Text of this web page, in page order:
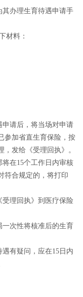
办理生育待遇申请手
材料：
请后，将当场对申请
参加省直生育保险，按
发给《受理回执》。
在15个工作日内审核
符合规定的，将打印
理回执》到医疗保险
次性将核准后的生育
有疑问，应在15日内